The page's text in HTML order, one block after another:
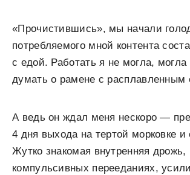
«Прочистившись», мы начали
потребляемого мной контента
с едой. Работать я не могла, могла
думать о рамене с расплавленным
А ведь он ждал меня нескоро —
4 дня выхода на тертой морковке и
Жутко знакомая внутренняя дрожь,
компульсивных перееданиях,